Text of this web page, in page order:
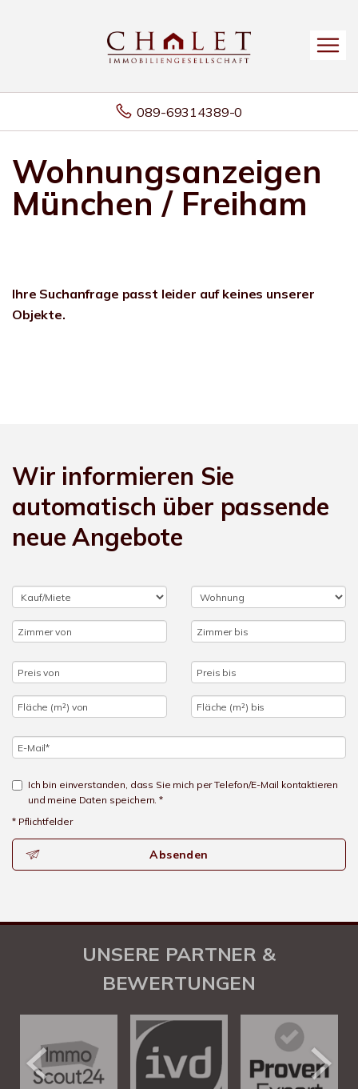
089-69314389-0
Wohnungsanzeigen
München / Freiham
Ihre Suchanfrage passt leider auf keines unserer
Objekte.
Wir informieren Sie
automatisch über passende
neue Angebote
Ich bin einverstanden, dass Sie mich per Telefon/E-Mail kontaktieren
und meine Daten speichern. *
* Pflichtfelder
Absenden
UNSERE PARTNER &
BEWERTUNGEN